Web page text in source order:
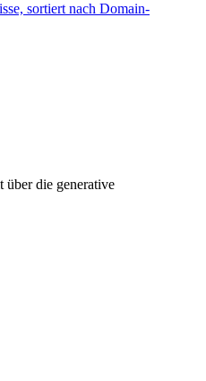
sortiert nach Domain-
die generative